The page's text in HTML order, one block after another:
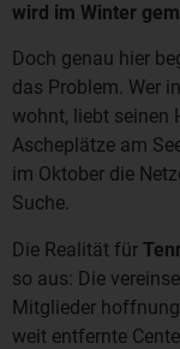
wird im Winter
Doch genau hier
das Problem. Wer in
wohnt, liebt seinen
Ascheplätze am
im Oktober die
Suche.
Die Realität für
so aus: Die
Mitglieder
weit entfernte